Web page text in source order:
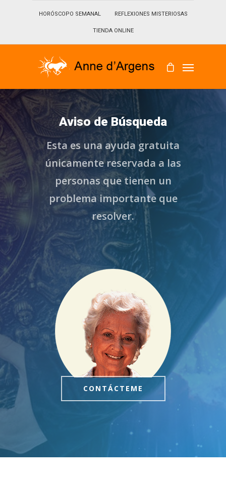
HORÓSCOPO SEMANAL REFLEXIONES MISTERIOSAS
TIENDA ONLINE
Aviso de Búsqueda
Esta es una ayuda gratuita
únicamente reservada a las
personas que tienen un
problema importante que
resolver.
CONTÁCTEME